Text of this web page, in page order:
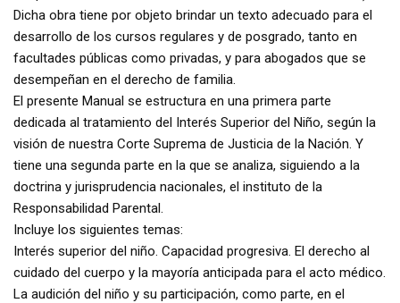
Dicha obra tiene por objeto brindar un texto adecuado para el
desarrollo de los cursos regulares y de posgrado, tanto en
facultades públicas como privadas, y para abogados que se
desempeñan en el derecho de familia.
El presente Manual se estructura en una primera parte
dedicada al tratamiento del Interés Superior del Niño, según la
visión de nuestra Corte Suprema de Justicia de la Nación. Y
tiene una segunda parte en la que se analiza, siguiendo a la
doctrina y jurisprudencia nacionales, el instituto de la
Responsabilidad Parental.
Incluye los siguientes temas:
Interés superior del niño. Capacidad progresiva. El derecho al
cuidado del cuerpo y la mayoría anticipada para el acto médico.
La audición del niño y su participación, como parte, en el